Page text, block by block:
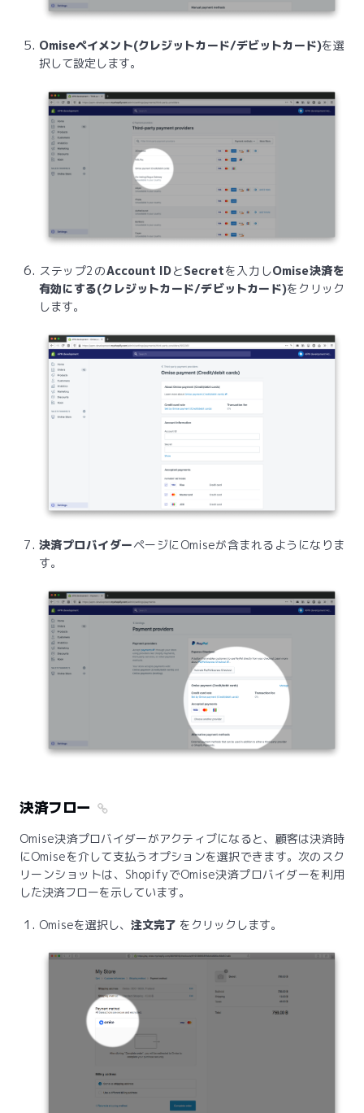
Omiseペイメント(クレジットカード/デビットカード)を選
択して設定します。
ステップ2のAccount IDとSecretを入力しOmise決済を
有効にする(クレジットカード/デビットカード)をクリック
します。
決済プロバイダーページにOmiseが含まれるようになりま
す。
決済フロー
Omise決済プロバイダーがアクティブになると、顧客は決済時
にOmiseを介して支払うオプションを選択できます。次のスク
リーンショットは、ShopifyでOmise決済プロバイダーを利用
した決済フローを示しています。
Omiseを選択し、 注文完了 をクリックします。